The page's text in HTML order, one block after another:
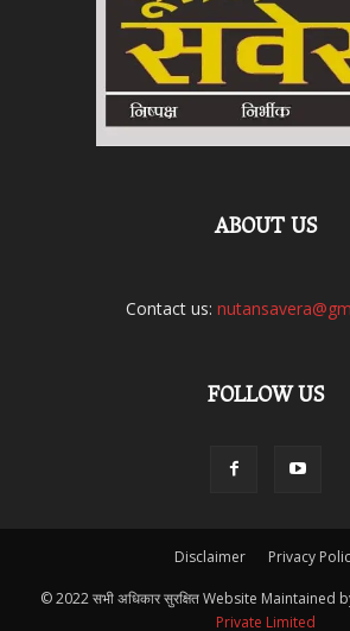
ABOUT US
Contact us:
FOLLOW US
Disclaimer Privacy
© 2022 सभी अधिकार सुरक्षित Website Maintained
Private Limited